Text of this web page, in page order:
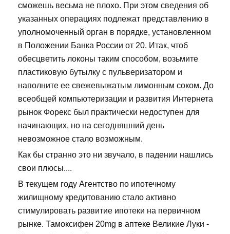
сможешь весьма не плохо. При этом сведения об
указанных операциях подлежат представлению в
уполномоченный орган в порядке, установленном
в Положении Банка России от 20. Итак, чтоб
обесцветить локоны таким способом, возьмите
пластиковую бутылку с пульверизатором и
наполните ее свежевыжатым лимонным соком. До
всеобщей компьютеризации и развития Интернета
рынок Форекс был практически недоступен для
начинающих, но на сегодняшний день
невозможное стало возможным.
Как бы странно это ни звучало, в падении нашлись
свои плюсы....
В текущем году Агентство по ипотечному
жилищному кредитованию стало активно
стимулировать развитие ипотеки на первичном
рынке. Тамоксифен 20mg в аптеке Великие Луки -